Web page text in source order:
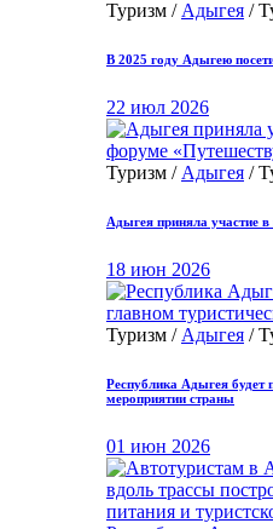
Туризм /Адыгея /
В 2025 году Адыгею
22 июл 2026
Туризм / Адыгея /
Адыгея приняла участие
18 июн 2026
Туризм / Адыгея /
Республика Адыгея будет
мероприятии страны
01 июн 2026